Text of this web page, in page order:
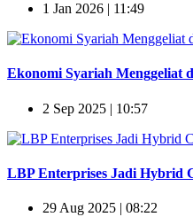
1 Jan 2026 | 11:49
Ekonomi Syariah Menggeliat
2 Sep 2025 | 10:57
LBP Enterprises Jadi Hybrid
29 Aug 2025 | 08:22